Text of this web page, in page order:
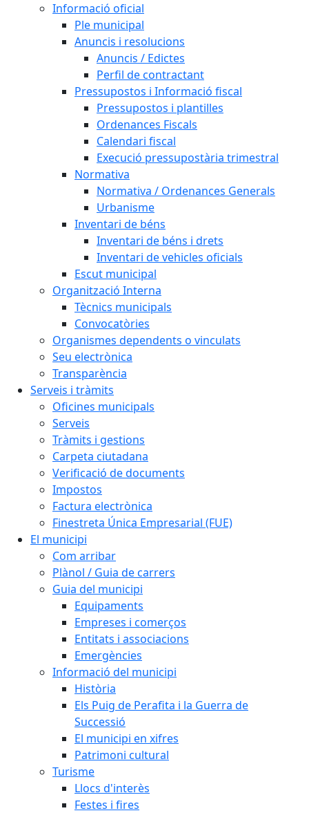
Informació oficial
Ple municipal
Anuncis i resolucions
Anuncis / Edictes
Perfil de contractant
Pressupostos i Informació fiscal
Pressupostos i plantilles
Ordenances Fiscals
Calendari fiscal
Execució pressupostària trimestral
Normativa
Normativa / Ordenances Generals
Urbanisme
Inventari de béns
Inventari de béns i drets
Inventari de vehicles oficials
Escut municipal
Organització Interna
Tècnics municipals
Convocatòries
Organismes dependents o vinculats
Seu electrònica
Transparència
Serveis i tràmits
Oficines municipals
Serveis
Tràmits i gestions
Carpeta ciutadana
Verificació de documents
Impostos
Factura electrònica
Finestreta Única Empresarial (FUE)
El municipi
Com arribar
Plànol / Guia de carrers
Guia del municipi
Equipaments
Empreses i comerços
Entitats i associacions
Emergències
Informació del municipi
Història
Els Puig de Perafita i la Guerra de
Successió
El municipi en xifres
Patrimoni cultural
Turisme
Llocs d'interès
Festes i fires